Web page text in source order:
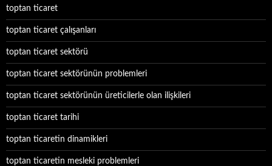
toptan ticaret
toptan ticaret çalışanları
toptan ticaret sektörü
toptan ticaret sektörünün problemleri
toptan ticaret sektörünün üreticilerle olan ilişkileri
toptan ticaret tarihi
toptan ticaretin dinamikleri
toptan ticaretin mesleki problemleri